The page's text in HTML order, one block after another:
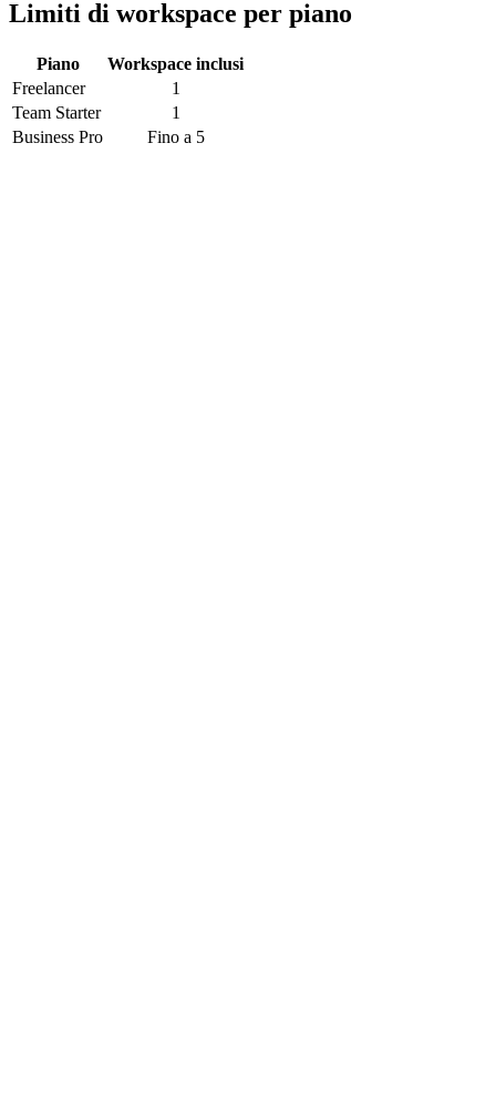
Limiti di workspace per piano
Piano
Workspace inclusi
Freelancer
1
Team Starter
1
Business Pro
Fino a 5